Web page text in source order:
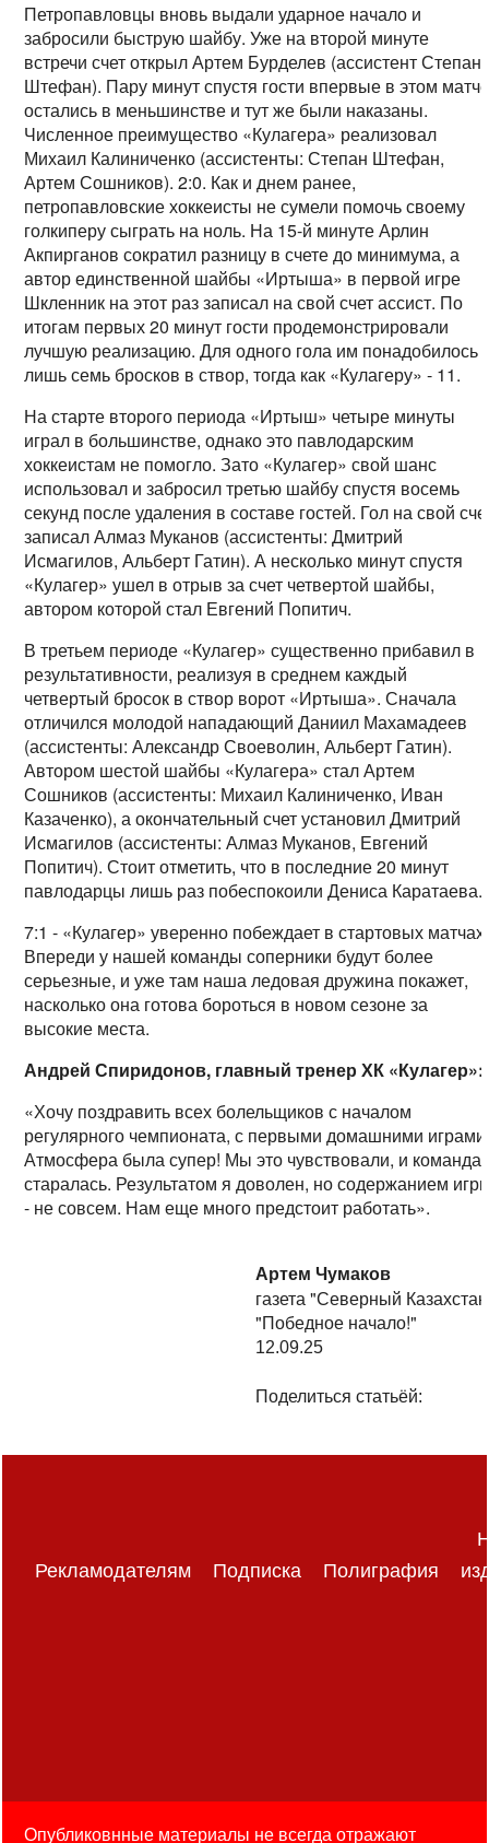
Петропавловцы вновь выдали ударное начало и
забросили быструю шайбу. Уже на второй минуте
встречи счет открыл Артем Бурделев (ассистент Степан
Штефан). Пару минут спустя гости впервые в этом
остались в меньшинстве и тут же были наказаны.
Численное преимущество «Кулагера» реализовал
Михаил Калиниченко (ассистенты: Степан Штефан,
Артем Сошников). 2:0. Как и днем ранее,
петропавловские хоккеисты не сумели помочь своему
голкиперу сыграть на ноль. На 15-й минуте Арлин
Акпирганов сократил разницу в счете до минимума, а
автор единственной шайбы «Иртыша» в первой игре
Шкленник на этот раз записал на свой счет ассист. По
итогам первых 20 минут гости продемонстрировали
лучшую реализацию. Для одного гола им понадобилось
лишь семь бросков в створ, тогда как «Кулагеру» - 11.
На старте второго периода «Иртыш» четыре минуты
играл в большинстве, однако это павлодарским
хоккеистам не помогло. Зато «Кулагер» свой шанс
использовал и забросил третью шайбу спустя восемь
секунд после удаления в составе гостей. Гол на свой
записал Алмаз Муканов (ассистенты: Дмитрий
Исмагилов, Альберт Гатин). А несколько минут спустя
«Кулагер» ушел в отрыв за счет четвертой шайбы,
автором которой стал Евгений Попитич.
В третьем периоде «Кулагер» существенно прибавил в
результативности, реализуя в среднем каждый
четвертый бросок в створ ворот «Иртыша». Сначала
отличился молодой нападающий Даниил Махамадеев
(ассистенты: Александр Своеволин, Альберт Гатин).
Автором шестой шайбы «Кулагера» стал Артем
Сошников (ассистенты: Михаил Калиниченко, Иван
Казаченко), а окончательный счет установил Дмитрий
Исмагилов (ассистенты: Алмаз Муканов, Евгений
Попитич). Стоит отметить, что в последние 20 минут
павлодарцы лишь раз побеспокоили Дениса Каратаева.
7:1 - «Кулагер» уверенно побеждает в стартовых матчах.
Впереди у нашей команды соперники будут более
серьезные, и уже там наша ледовая дружина покажет,
насколько она готова бороться в новом сезоне за
высокие места.
Андрей Спиридонов, главный тренер ХК «Кулагер»:
«Хочу поздравить всех болельщиков с началом
регулярного чемпионата, с первыми домашними
Атмосфера была супер! Мы это чувствовали, и команда
старалась. Результатом я доволен, но содержанием
- не совсем. Нам еще много предстоит работать».
Артем Чумаков
газета "Северный
"Победное начало!"
12.09.25
Поделиться статьёй:
Рекламодателям Подписка Полиграфия
Опубликовнные материалы не всегда отражают